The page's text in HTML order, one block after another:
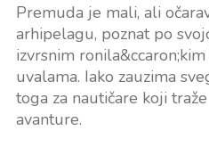
Premuda je mali, ali
arhipelagu, poznat po
izvrsnim
uvalama. Iako zauzima
toga za nautičare koji
avanture.